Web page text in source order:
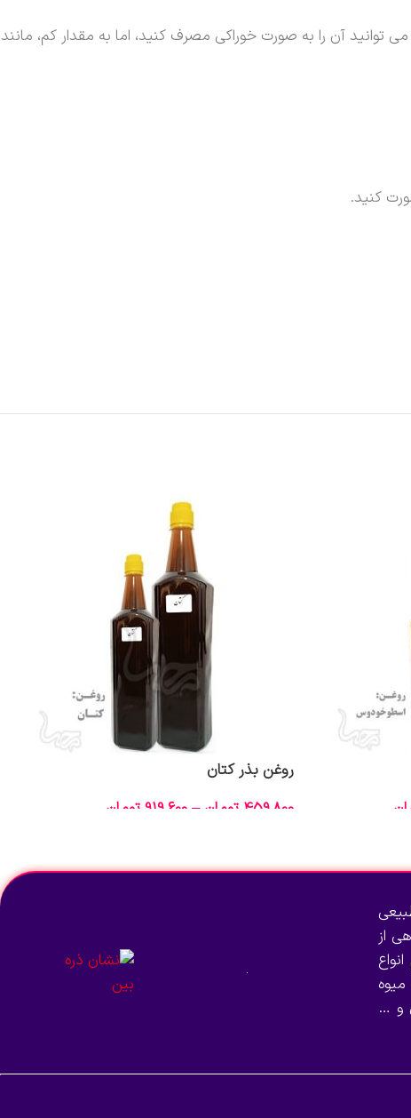
توانید آن را به صورت خوراکی مصرف کنید، اما به مقدار کم، مانند
کنید.
روغن بذر کتان
459,800 تومان –
919,600تومان
از
و …